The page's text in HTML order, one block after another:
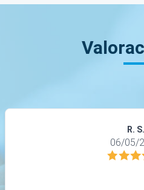
R. S.
06/05/